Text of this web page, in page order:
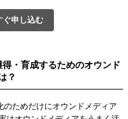
ぐ申し込む
・育成するためのオウンド
？
のためだけにオウンドメディア